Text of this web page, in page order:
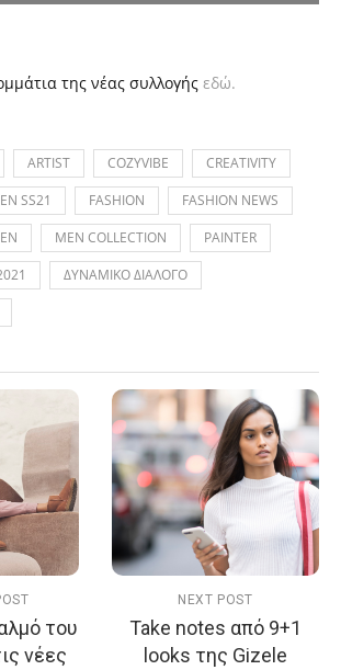
της νέας συλλογής εδώ.
ARTIST COZYVIBE
CREATIVITY
SS21 FASHION
FASHION NEWS
MEN COLLECTION
PAINTER
ΔΥΝΑΜΙΚΟ ΔΙΑΛΟΓΟ
του
νέες
NEXT POST
Take notes από 9+1
looks της Gizele